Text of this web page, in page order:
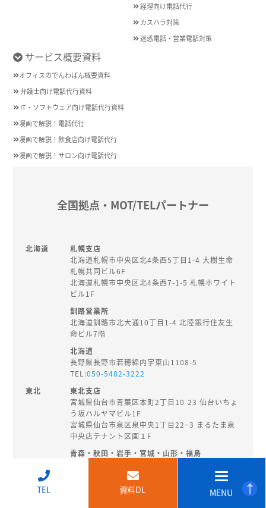
↑
経理向け電話代行
カスハラ対策
迷惑電話・営業電話対策
サービス概要資料
オフィスのでんわばん概要資料
弁護士向け電話代行資料
IT・ソフトウェア向け電話代行資料
漫画で解説！電話代行
漫画で解説！飲食店向け電話代行
漫画で解説！サロン向け電話代行
全国拠点・MOT/TELパートナー
北海道
札幌支店
北海道札幌市中央区北4条西5丁目1-4 大樹生命
札幌共同ビル6F
北海道札幌市中央区北4条西7-1-5 札幌ホワイト
ビル1F
釧路営業所
北海道釧路市北大通10丁目1-4 北陸銀行住友生
命ビル7階
北海道
長野県長野市若穂綿内字東山1108-5
TEL:050-5482-3222
東北
東北支店
宮城県仙台市青葉区本町2丁目10-23 仙台いちょ
う坂ハルヤマビル1F
宮城県仙台市泉区泉中央1丁目22−3 まるたま泉
中央店テナント区画１F
青森・秋田・岩手・宮城・山形・福島
018-874-8202
北陸・
TEL 資料DL MENU